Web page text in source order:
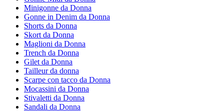
Minigonne da Donna
Gonne in Denim da Donna
Shorts da Donna
Skort da Donna
Maglioni da Donna
Trench da Donna
Gilet da Donna
Tailleur da donna
Scarpe con tacco da Donna
Mocassini da Donna
Stivaletti da Donna
Sandali da Donna